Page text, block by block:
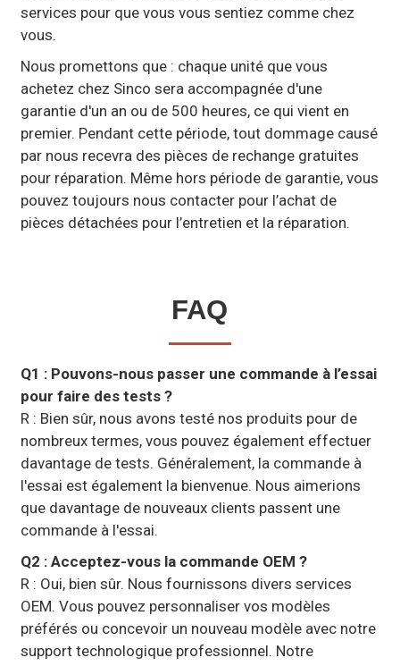
services pour que vous vous sentiez comme chez
vous.
Nous promettons que : chaque unité que vous
achetez chez Sinco sera accompagnée d'une
garantie d'un an ou de 500 heures, ce qui vient en
premier. Pendant cette période, tout dommage causé
par nous recevra des pièces de rechange gratuites
pour réparation. Même hors période de garantie, vous
pouvez toujours nous contacter pour l’achat de
pièces détachées pour l’entretien et la réparation.
FAQ
Q1 : Pouvons-nous passer une commande à l’essai
pour faire des tests ?
R : Bien sûr, nous avons testé nos produits pour de
nombreux termes, vous pouvez également effectuer
davantage de tests. Généralement, la commande à
l'essai est également la bienvenue. Nous aimerions
que davantage de nouveaux clients passent une
commande à l'essai.
Q2 : Acceptez-vous la commande OEM ?
R : Oui, bien sûr. Nous fournissons divers services
OEM. Vous pouvez personnaliser vos modèles
préférés ou concevoir un nouveau modèle avec notre
support technologique professionnel. Notre